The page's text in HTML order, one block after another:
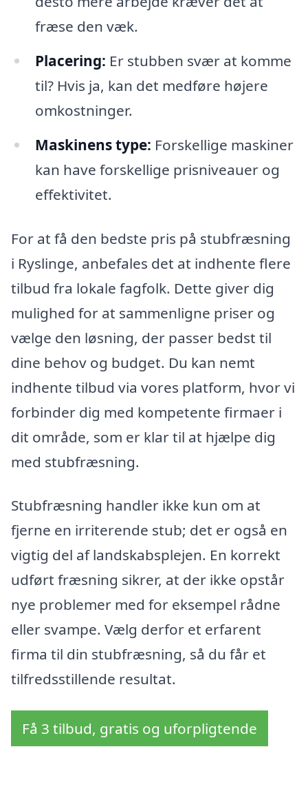
fræse den væk.
Placering: Er stubben svær at komme
til? Hvis ja, kan det medføre højere
omkostninger.
Maskinens type: Forskellige maskiner
kan have forskellige prisniveauer og
effektivitet.
For at få den bedste pris på stubfræsning
i Ryslinge, anbefales det at indhente flere
tilbud fra lokale fagfolk. Dette giver dig
mulighed for at sammenligne priser og
vælge den løsning, der passer bedst til
dine behov og budget. Du kan nemt
indhente tilbud via vores platform, hvor vi
forbinder dig med kompetente firmaer i
dit område, som er klar til at hjælpe dig
med stubfræsning.
Stubfræsning handler ikke kun om at
fjerne en irriterende stub; det er også en
vigtig del af landskabsplejen. En korrekt
udført fræsning sikrer, at der ikke opstår
nye problemer med for eksempel rådne
eller svampe. Vælg derfor et erfarent
firma til din stubfræsning, så du får et
tilfredsstillende resultat.
Få 3 tilbud, gratis og uforpligtende